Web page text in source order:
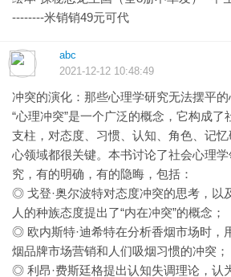
--------米销销49元可代
abc
2021-12-12 10:48:49
冲突的演化：那些心理学研究无法摆平
“心理冲突”是一个广泛的概念，它构成了
支柱，对态度、习惯、认知、角色、记
心领域都很关键。本书讨论了社会心理
究，有的明确，有的隐晦，包括：
◎ 戈登·奥尔波特对态度冲突的思考，以
人的种族态度提出了“内在冲突”的概念；
◎ 欧内斯特·迪希特在分析香烟市场时，
烟品牌市场营销和人们吸烟习惯的冲突；
◎ 利昂·费斯廷格提出认知失调理论，认